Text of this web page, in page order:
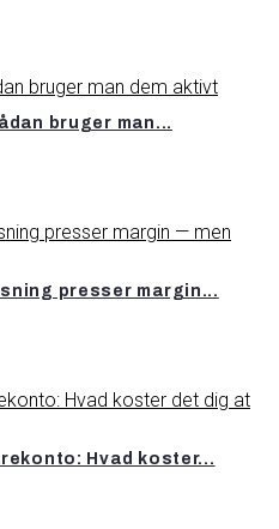
bruger man...
presser margin...
Hvad koster...